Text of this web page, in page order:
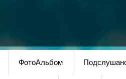
ФотоАльбом